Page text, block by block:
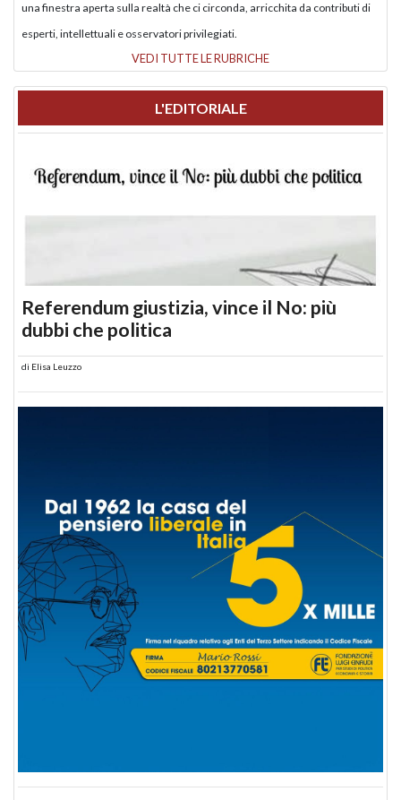
una finestra aperta sulla realtà che ci circonda, arricchita da contributi di
esperti, intellettuali e osservatori privilegiati.
VEDI TUTTE LE RUBRICHE
L'EDITORIALE
Referendum giustizia, vince il No: più
dubbi che politica
di Elisa Leuzzo